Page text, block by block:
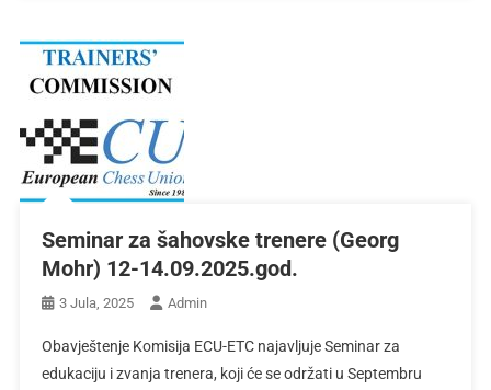
Seminar za šahovske trenere (Georg
Mohr) 12-14.09.2025.god.
3 Jula, 2025 Admin
Obavještenje Komisija ECU-ETC najavljuje Seminar za
edukaciju i zvanja trenera, koji će se održati u Septembru